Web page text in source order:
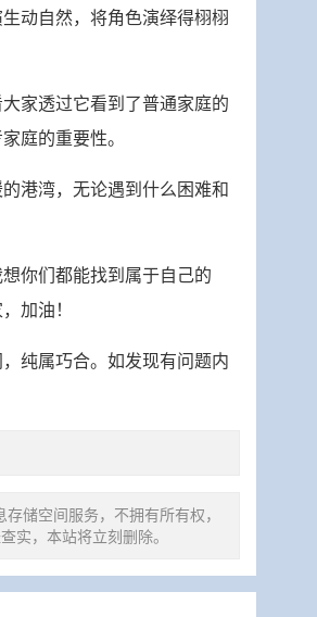
动自然，将角色演绎得栩栩
家透过它看到了普通家庭的
庭的重要性。
港湾，无论遇到什么困难和
你们都能找到属于自己的
加油！
纯属巧合。如发现有问题内
储空间服务，不拥有所有权，
实，本站将立刻删除。